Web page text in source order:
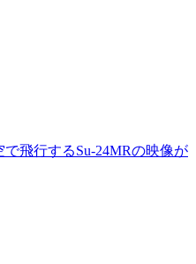
飛行するSu-24MRの映像が